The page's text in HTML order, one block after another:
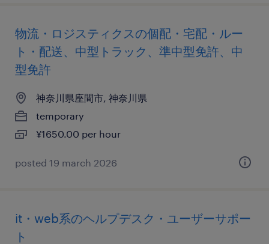
物流・ロジスティクスの個配・宅配・ルー
ト・配送、中型トラック、準中型免許、中
型免許
神奈川県座間市, 神奈川県
temporary
¥1650.00 per hour
posted 19 march 2026
it・web系のヘルプデスク・ユーザーサポー
ト